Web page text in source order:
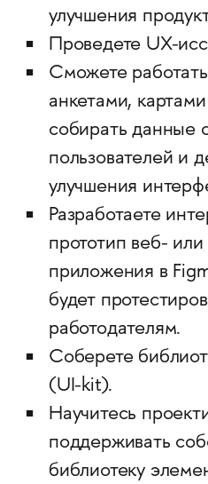
улучшения
Проведете UX-
Сможете
анкетами,
собирать данные
пользователей и
улучшения
Разработаете
прототип веб-
приложения в
будет
работодателям.
Соберете
(UI-kit).
Научитесь
поддерживать
библиотеку